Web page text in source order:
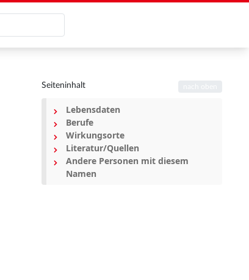
Seiteninhalt
Lebensdaten
Berufe
Wirkungsorte
Literatur/Quellen
Andere Personen mit diesem
Namen